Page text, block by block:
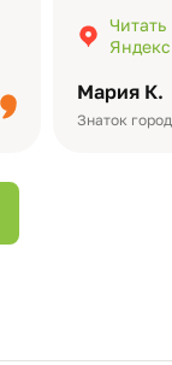
Мария К.
Знаток
добавить
видео с